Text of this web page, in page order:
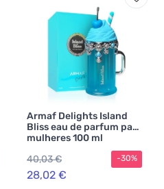
Armaf Delights Island
Bliss eau de parfum para
mulheres 100 ml
40,03 €
28,02 €
-30%